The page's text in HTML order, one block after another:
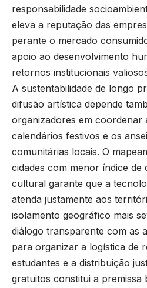
responsabilidade
eleva a reputação das
perante o mercado
apoio ao desenvolvimento
retornos institucionais
A sustentabilidade de longo
difusão artística depende
organizadores em coordenar
calendários festivos e os
comunitárias locais. O
cidades com menor índice de
cultural garante que a
atenda justamente aos
isolamento geográfico mais
diálogo transparente com as
para organizar a logística de
estudantes e a distribuição
gratuitos constitui a premissa